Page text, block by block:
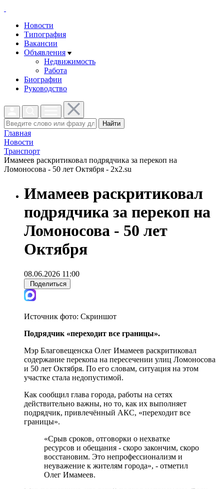
Новости
Типография
Вакансии
Объявления
Недвижимость
Работа
Биографии
Руководство
Найти
Главная
Новости
Транспорт
Имамеев раскритиковал подрядчика за перекоп на
Ломоносова - 50 лет Октября - 2x2.su
Имамеев раскритиковал
подрядчика за перекоп на
Ломоносова - 50 лет
Октября
08.06.2026 11:00
Поделиться
Источник фото: Скриншот
Подрядчик «переходит все границы».
Мэр Благовещенска Олег Имамеев раскритиковал
содержание перекопа на пересечении улиц Ломоносова
и 50 лет Октября. По его словам, ситуация на этом
участке стала недопустимой.
Как сообщил глава города, работы на сетях
действительно важны, но то, как их выполняет
подрядчик, привлечённый АКС, «переходит все
границы».
«Срыв сроков, отговорки о нехватке
ресурсов и обещания - скоро закончим, скоро
восстановим. Это непрофессионализм и
неуважение к жителям города», - отметил
Олег Имамеев.